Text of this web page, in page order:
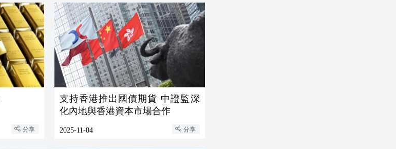
分享
支持香港推出國債期貨 中證監深
化內地與香港資本市場合作
2025-11-04 分享